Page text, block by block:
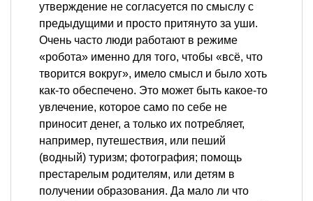
утверждение не согласуется по смыслу с
предыдущими и просто притянуто за уши.
Очень часто люди работают в режиме
«робота» именно для того, чтобы «всё, что
творится вокруг», имело смысл и было хоть
как-то обеспечено. Это может быть какое-то
увлечение, которое само по себе не
приносит денег, а только их потребляет,
например, путешествия, или пеший
(водный) туризм; фотография; помощь
престарелым родителям, или детям в
получении образования. Да мало ли что